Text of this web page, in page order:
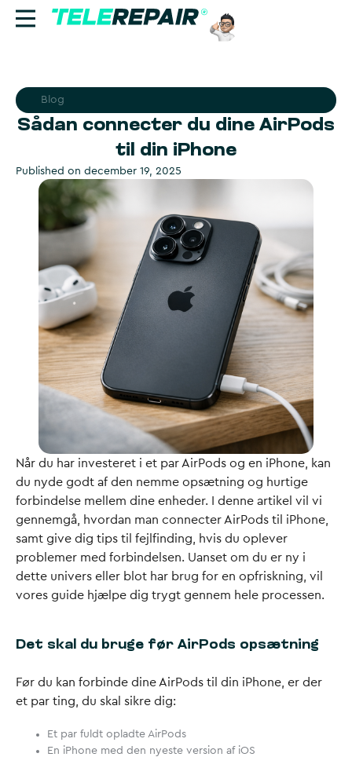
Sælg
Erhverv
Ring til os:
+45 70 60 55 90
Blog
Sådan connecter du dine AirPods
til din iPhone
Published on december 19, 2025
Når du har investeret i et par AirPods og en iPhone, kan
du nyde godt af den nemme opsætning og hurtige
forbindelse mellem dine enheder. I denne artikel vil vi
gennemgå, hvordan man connecter AirPods til iPhone,
samt give dig tips til fejlfinding, hvis du oplever
problemer med forbindelsen. Uanset om du er ny i
dette univers eller blot har brug for en opfriskning, vil
vores guide hjælpe dig trygt gennem hele processen.
Det skal du bruge før AirPods opsætning
Før du kan forbinde dine AirPods til din iPhone, er der
et par ting, du skal sikre dig:
Et par fuldt opladte AirPods
En iPhone med den nyeste version af iOS